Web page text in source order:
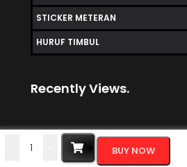
STICKER METERAN
HURUF TIMBUL
Recently Views.
BUY NOW